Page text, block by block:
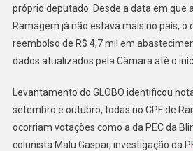
próprio deputado. Desde a data em que
Ramagem já não estava mais no país, o
reembolso de R$ 4,7 mil em
dados atualizados pela Câmara até o
Levantamento do GLOBO identificou
setembro e outubro, todas no CPF de
ocorriam votações como a da PEC da
colunista Malu Gaspar, investigação da